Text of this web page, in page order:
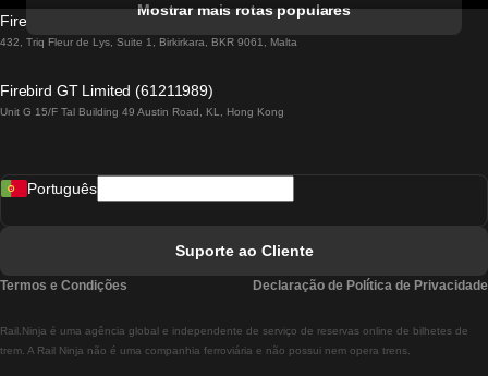
Comboios De Lisboa A Lagos
Comboios De Lisboa A Madrid
Comboios De Lisboa A Braga
Mostrar mais rotas populares
Firebird GT Limited (OC 1451)
432, Triq Fleur de Lys, Suite 1, Birkirkara, BKR 9061, Malta
Firebird GT Limited (61211989)
Unit G 15/F Tal Building 49 Austin Road, KL, Hong Kong
Rail.Ninja é uma agência global e independente de serviço de reservas online de bilhetes de
trem. A Rail Ninja não é uma companhia ferroviária e não possui nem opera trens.
Português
Suporte ao Cliente
Termos e Condições Declaração de Política de Privacidade